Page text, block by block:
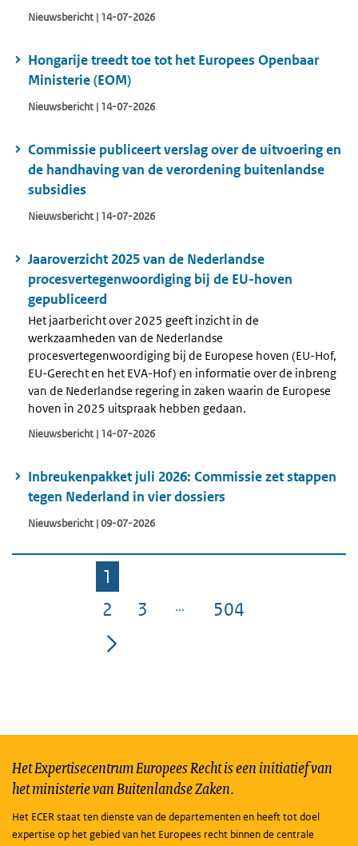
Nieuwsbericht | 14-07-2026
Hongarije treedt toe tot het Europees Openbaar
Ministerie (EOM)
Nieuwsbericht | 14-07-2026
Commissie publiceert verslag over de uitvoering en
de handhaving van de verordening buitenlandse
subsidies
Nieuwsbericht | 14-07-2026
Jaaroverzicht 2025 van de Nederlandse
procesvertegenwoordiging bij de EU-hoven
gepubliceerd
Het jaarbericht over 2025 geeft inzicht in de
werkzaamheden van de Nederlandse
procesvertegenwoordiging bij de Europese hoven (EU-Hof,
EU-Gerecht en het EVA-Hof) en informatie over de inbreng
van de Nederlandse regering in zaken waarin de Europese
hoven in 2025 uitspraak hebben gedaan.
Nieuwsbericht | 14-07-2026
Inbreukenpakket juli 2026: Commissie zet stappen
tegen Nederland in vier dossiers
Nieuwsbericht | 09-07-2026
Pagina
1
Pagina
2 Pagina
3 Pagina
504
Het Expertisecentrum Europees Recht is een initiatief van
het ministerie van Buitenlandse Zaken.
Het ECER staat ten dienste van de departementen en heeft tot doel
expertise op het gebied van het Europees recht binnen de centrale